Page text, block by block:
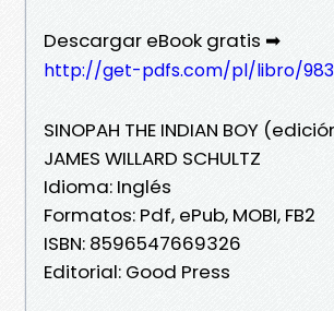
Descargar eBook gratis ➡
http://get-pdfs.com/pl/libro/
SINOPAH THE INDIAN BOY
JAMES WILLARD SCHULTZ
Idioma: Inglés
Formatos: Pdf, ePub, MOBI, FB2
ISBN: 8596547669326
Editorial: Good Press